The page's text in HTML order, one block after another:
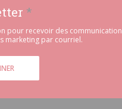
*
pour recevoir des
marketing par courriel.